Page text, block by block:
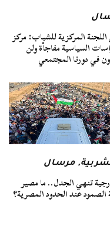
اللجنة المركزية للشباب: مركز
السياسية مفاجأة ولن
في دورنا المجتمعي
,مرسال
تنهي الجدل.. ما مصير
الصمود عند الحدود المصرية؟